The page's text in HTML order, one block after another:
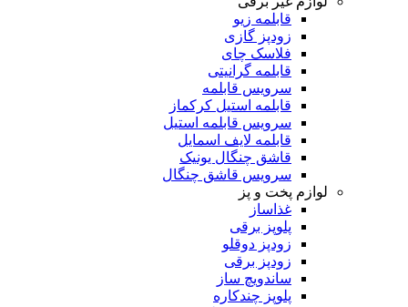
قابلمه زیو
زودپز گازی
فلاسک چای
قابلمه گرانیتی
سرویس قابلمه
قابلمه استیل کرکماز
سرویس قابلمه استیل
قابلمه لایف اسمایل
قاشق چنگال یونیک
سرویس قاشق چنگال
لوازم پخت و پز
غذاساز
پلوپز برقی
زودپز دوقلو
زودپز برقی
ساندویچ ساز
پلوپز چندکاره